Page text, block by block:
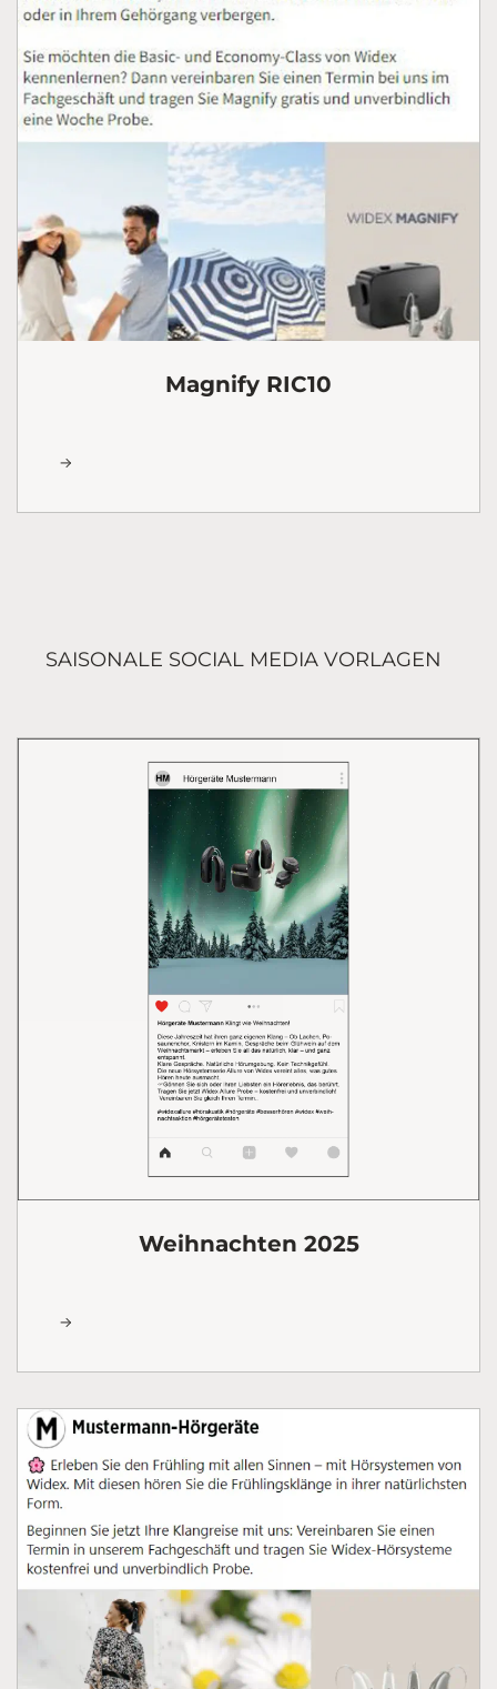
Magnify RIC10
SAISONALE SOCIAL MEDIA VORLAGEN
Weihnachten 2025